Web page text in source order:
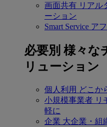
画面共有 リアル
ーション
Smart Service ア
必要別 様々な
リューション
個人利用 どこか
小規模事業者 リ
軽に
企業 大企業・組